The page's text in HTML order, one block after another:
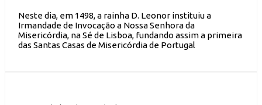
Neste dia, em 1498, a rainha D. Leonor instituiu a
Irmandade de Invocação a Nossa Senhora da
Misericórdia, na Sé de Lisboa, fundando assim a primeira
das Santas Casas de Misericórdia de Portugal